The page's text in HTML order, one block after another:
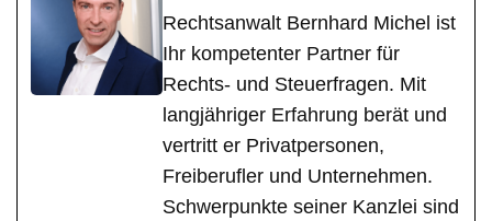
Rechtsanwalt Bernhard Michel ist
Ihr kompetenter Partner für
Rechts- und Steuerfragen. Mit
langjähriger Erfahrung berät und
vertritt er Privatpersonen,
Freiberufler und Unternehmen.
Schwerpunkte seiner Kanzlei sind